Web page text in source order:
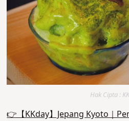
Hak Cipta :
👉【KKday】Jepang Kyoto｜